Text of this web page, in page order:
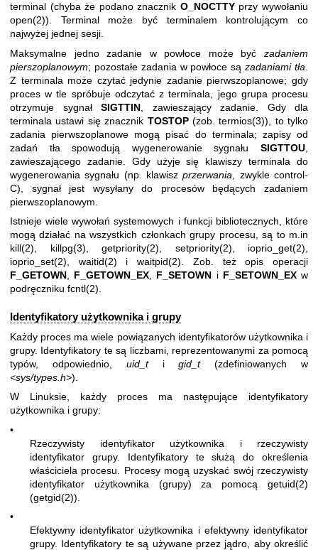
terminal (chyba że podano znacznik O_NOCTTYprzy wywołaniu
open(2)). Terminal może być terminalem kontrolującym co
najwyżej jednej sesji.
Maksymalne jedno zadanie w powłoce może być zadaniem
pierszoplanowym; pozostałe zadania w powłoce sązadaniami tła
Z terminala może czytać jedynie zadanie pierwszoplanowe; gdy
proces w tle spróbuje odczytać z terminala, jego grupa procesu
otrzymuje sygnał SIGTTIN , zawieszający zadanie. Gdy dla
terminala ustawi się znacznik TOSTOP(zob.termios(3)), to tylko
zadania pierwszoplanowe mogą pisać do terminala; zapisy od
zadań tła spowodują wygenerowanie sygnału SIGTTOU
zawieszającego zadanie. Gdy użyje się klawiszy terminala do
wygenerowania sygnału (np. klawiszprzerwania , zwykle control-
C), sygnał jest wysyłany do procesów będących zadaniem
pierwszoplanowym.
Istnieje wiele wywołań systemowych i funkcji bibliotecznych, które
mogą działać na wszystkich członkach grupy procesu, są to m.in
kill(2)
killpg(3) getpriority(2) setpriority(2) ioprio_get(2)
ioprio_set(2)
waitid(2) iwaitpid(2) . Zob. też opis operacji
F_GETOWN
F_GETOWN_EX F_SETOWN i F_SETOWN_EXw
podręczniku fcntl(2)
Identyfikatory użytkownika i grupy
Każdy proces ma wiele powiązanych identyfikatorów użytkownika i
grupy. Identyfikatory te są liczbami, reprezentowanymi za pomocą
typów, odpowiednio, uid_tigid_t(zdefiniowanych w
<sys/types.h>).
W Linuksie, każdy proces ma następujące identyfikatory
użytkownika i grupy:
•
Rzeczywisty identyfikator użytkownika i rzeczywisty
identyfikator grupy. Identyfikatory te służą do określenia
właściciela procesu. Procesy mogą uzyskać swój rzeczywisty
identyfikator użytkownika (grupy) za pomocą getuid(2)
(getgid(2)).
•
Efektywny identyfikator użytkownika i efektywny identyfikator
grupy. Identyfikatory te są używane przez jądro, aby określić